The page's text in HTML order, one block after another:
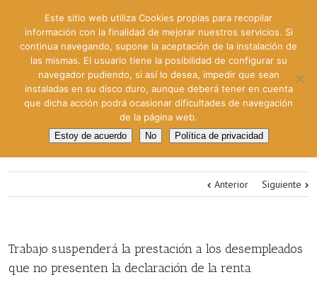
Anterior Siguiente
Trabajo suspenderá la prestación a los desempleados
que no presenten la declaración de la renta
Este sitio web utiliza Cookies propias para recopilar
información con la finalidad de mejorar nuestros servicios. Si
continua navegando, supone la aceptación de la instalación de
las mismas. El usuario tiene la posibilidad de configurar su
navegador pudiendo, si así lo desea, impedir que sean
instaladas en su disco duro, aunque deberá tener en cuenta
que dicha acción podrá ocasionar dificultades de navegación
de la página web.
Estoy de acuerdo No Política de privacidad